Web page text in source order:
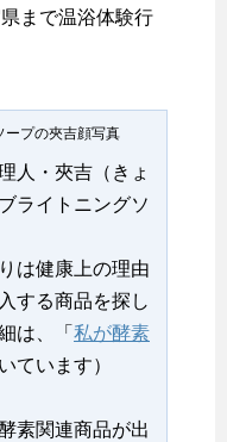
まで温浴体験行
人・夾吉（きょ
ライトニングソ
は健康上の理由
する商品を探し
は、「 私が酵素
ています）
素関連商品が出